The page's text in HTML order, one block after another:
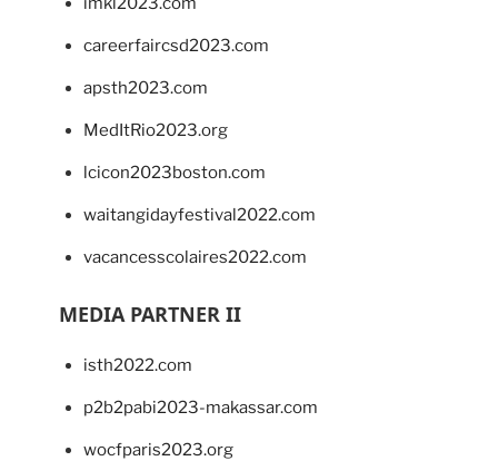
careerfaircsd2023.com
apsth2023.com
MedItRio2023.org
lcicon2023boston.com
waitangidayfestival2022.com
vacancesscolaires2022.com
MEDIA PARTNER II
isth2022.com
p2b2pabi2023-makassar.com
wocfparis2023.org